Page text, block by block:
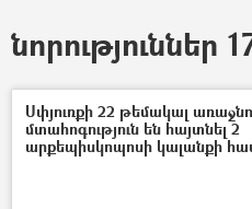
նորություններ
Սփյուռքի 22 թեմակալ
մտահոգություն են հայտնել 2
արքեպիսկոպոսի կալանքի